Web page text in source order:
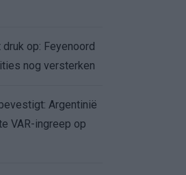
op: Feyenoord
nog versterken
Argentinië
VAR-ingreep op